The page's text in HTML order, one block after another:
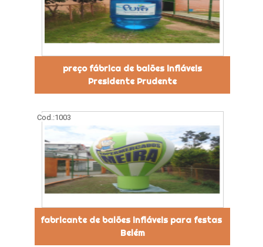
preço fábrica de balões infláveis
Presidente Prudente
Cod.:1003
fabricante de balões infláveis para festas
Belém